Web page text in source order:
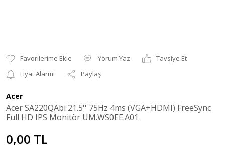
Yorum Yaz
Tavsiye Et
Fiyat Alarmı
Paylaş
Acer
Acer SA220QAbi 21.5'' 75Hz 4ms (VGA+HDMI) FreeSync
Full HD IPS Monitör UM.WS0EE.A01
0,00 TL